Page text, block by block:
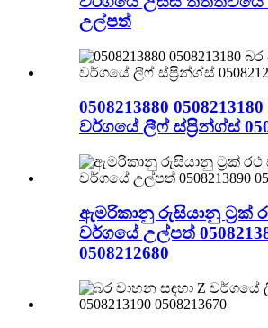
උල්පත්
0508213880
වර්ගයේ ලීෆ් ස්ප්‍රින්ග්ස්
ඇමරිකානු රුසියානු ට්‍රක්
වර්ගයේ උල්පත්
0508212680